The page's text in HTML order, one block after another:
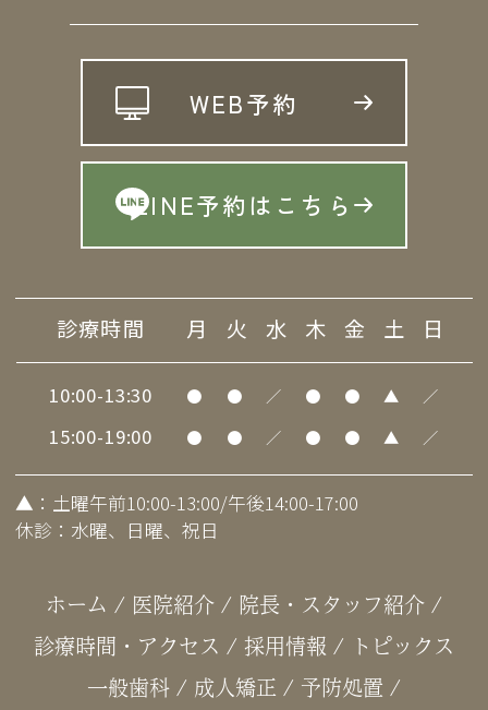
WEB予約
LINE予約はこちら
診療時間 月 火 水 木 金 土 日
10:00-13:30 ● ● ／ ● ● ▲ ／
15:00-19:00 ● ● ／ ● ● ▲ ／
▲ ：土曜午前10:00-13:00/午後14:00-17:00
休診：水曜、日曜、祝日
ホーム / 医院紹介 / 院長・スタッフ紹介 /
診療時間・アクセス / 採用情報 / トピックス
一般歯科 / 成人矯正 / 予防処置 /